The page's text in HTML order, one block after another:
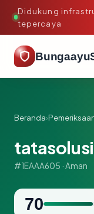
Didukung
tepercaya
Beranda›
#1EAAA605 · Aman
70